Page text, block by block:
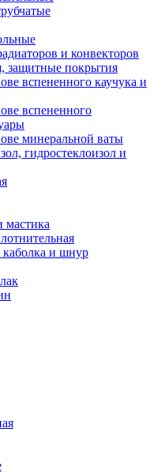
и конвекторов
защитные покрытия
вспененного каучука и
вспененного
минеральной ваты
гидростеклоизол и
мастика
каболка и шнур